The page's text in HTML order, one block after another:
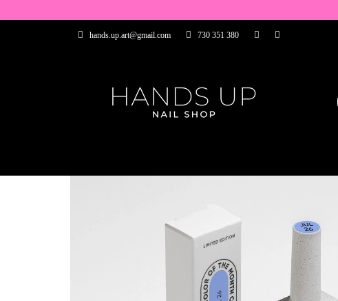
hands.up.art@gmail.com 730 351 380
ZDOBIENIA
WSZYSTKIE PRODUKTY
PĘDZELKI